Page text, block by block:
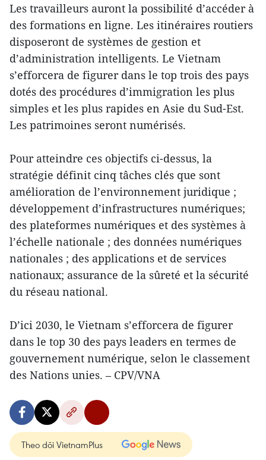
Les travailleurs auront la possibilité d’accéder à
des formations en ligne. Les itinéraires routiers
disposeront de systèmes de gestion et
d’administration intelligents. Le Vietnam
s’efforcera de figurer dans le top trois des pays
dotés des procédures d’immigration les plus
simples et les plus rapides en Asie du Sud-Est.
Les patrimoines seront numérisés.
Pour atteindre ces objectifs ci-dessus, la
stratégie définit cinq tâches clés que sont
amélioration de l’environnement juridique ;
développement d’infrastructures numériques;
des plateformes numériques et des systèmes à
l’échelle nationale ; des données numériques
nationales ; des applications et de services
nationaux; assurance de la sûreté et la sécurité
du réseau national.
D’ici 2030, le Vietnam s’efforcera de figurer
dans le top 30 des pays leaders en termes de
gouvernement numérique, selon le classement
des Nations unies. – CPV/VNA
Theo dõi VietnamPlus